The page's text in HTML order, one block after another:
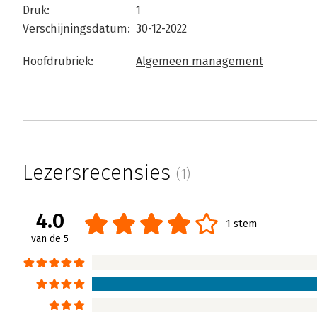
Druk:
1
Verschijningsdatum: 30-12-2022
Hoofdrubriek: Algemeen management
Lezersrecensies (1)
4.0
van de 5
1 stem